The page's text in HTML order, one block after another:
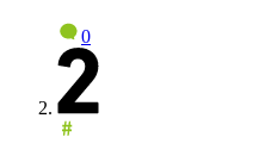
0